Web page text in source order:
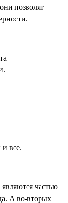
позволят
все.
частью
А во-вторых